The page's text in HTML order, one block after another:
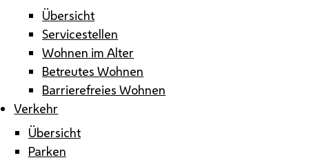
Übersicht
Servicestellen
Wohnen im Alter
Betreutes Wohnen
Barrierefreies Wohnen
Verkehr
Übersicht
Parken